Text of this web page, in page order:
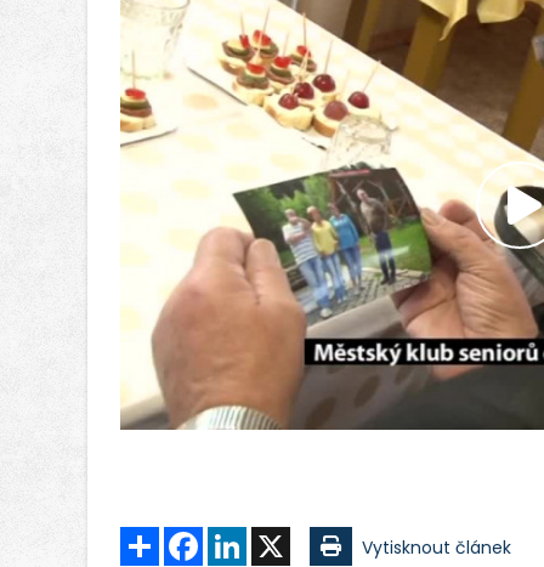
Sdílet FacebookLinkedIn Vytisknout článek